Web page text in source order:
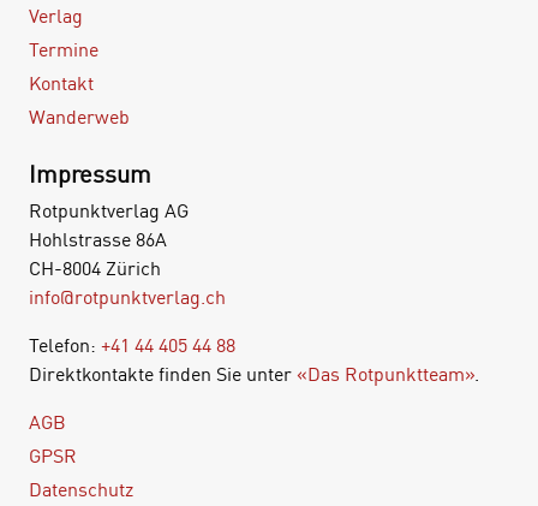
Verlag
Termine
Kontakt
Wanderweb
Impressum
Rotpunktverlag AG
Hohlstrasse 86A
CH-8004 Zürich
info@rotpunktverlag.ch
Telefon: +41 44 405 44 88
Direktkontakte finden Sie unter «Das Rotpunktteam»
AGB
GPSR
Datenschutz